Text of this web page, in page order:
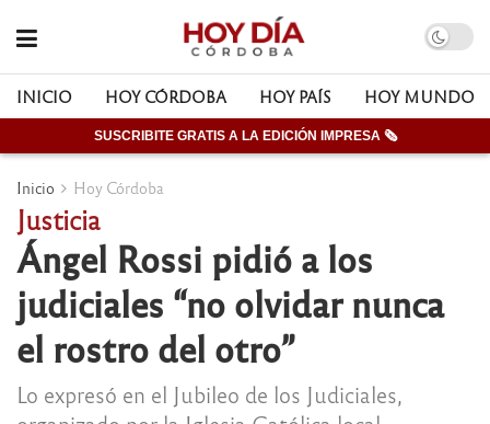
INICIO HOY CÓRDOBA HOY PAÍS HOY MUNDO
SUSCRIBITE GRATIS A LA EDICIÓN IMPRESA 🗞
Inicio Hoy Córdoba
Justicia
Ángel Rossi pidió a los
judiciales “no olvidar nunca
el rostro del otro”
Lo expresó en el Jubileo de los Judiciales,